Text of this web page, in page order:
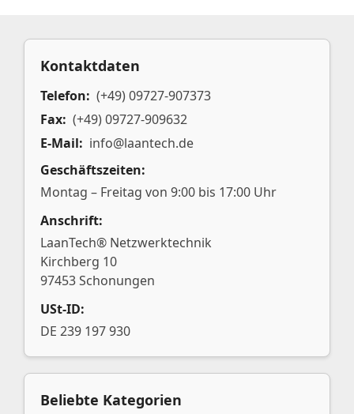
Kontaktdaten
Telefon: (+49) 09727-907373
Fax: (+49) 09727-909632
E-Mail: info@laantech.de
Geschäftszeiten:
Montag – Freitag von 9:00 bis 17:00 Uhr
Anschrift:
LaanTech® Netzwerktechnik
Kirchberg 10
97453 Schonungen
USt-ID:
DE 239 197 930
Beliebte Kategorien